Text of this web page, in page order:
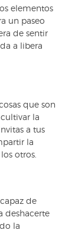
elementos
un paseo
de sentir
a libera
que son
la
a tus
la
otros.
de
deshacerte
la